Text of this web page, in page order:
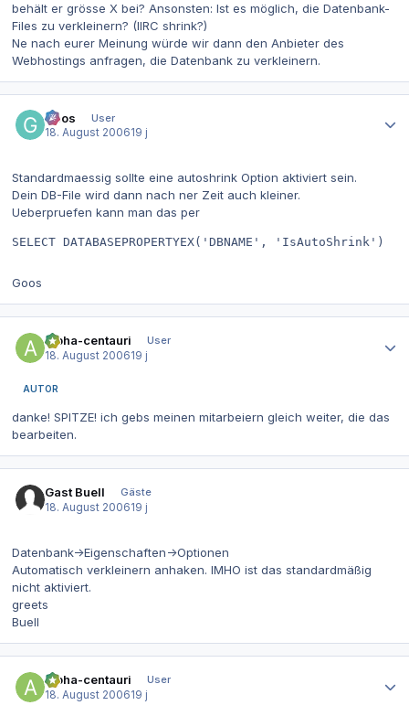
behält er grösse X bei? Ansonsten: Ist es möglich, die Datenbank-
Files zu verkleinern? (IIRC shrink?)
Ne nach eurer Meinung würde wir dann den Anbieter des
Webhostings anfragen, die Datenbank zu verkleinern.
Goos
User
18. August 200619 j
Standardmaessig sollte eine autoshrink Option aktiviert sein.
Dein DB-File wird dann nach ner Zeit auch kleiner.
Ueberpruefen kann man das per
SELECT DATABASEPROPERTYEX('DBNAME', 'IsAutoShrink')
Goos
alpha-centauri
User
18. August 200619 j
AUTOR
danke! SPITZE! ich gebs meinen mitarbeiern gleich weiter, die das
bearbeiten.
Gast Buell
Gäste
18. August 200619 j
Datenbank->Eigenschaften->Optionen
Automatisch verkleinern anhaken. IMHO ist das standardmäßig
nicht aktiviert.
greets
Buell
alpha-centauri
User
18. August 200619 j